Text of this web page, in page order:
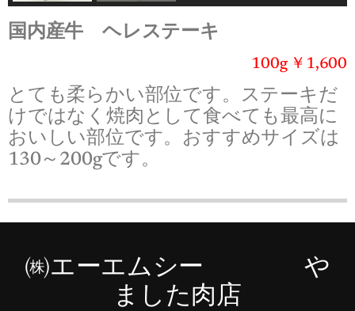
国内産牛 ヘレステーキ
100g ￥1,600
とても柔らかい部位です。ステーキだ
けではなく焼肉として食べても最高に
おいしい部位です。おすすめサイズは
130～200gです。
㈱エーエムシー や
ました肉店